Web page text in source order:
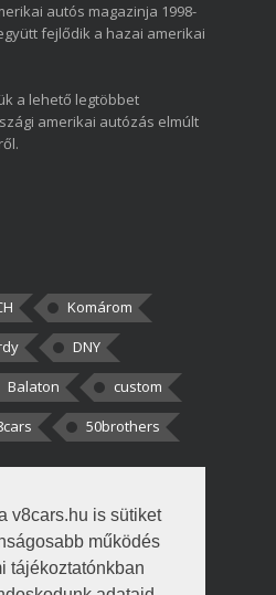
v8cars.hu is sütiket
működés
tájékoztatónkban
autós magazinja 1998-
fejlődik a hazai amerikai
a lehető legtöbbet
amerikai autózás elmúlt
Komárom
DNY
Balaton
custom
50brothers
Én csak két
tudtam, hogy fél autót,